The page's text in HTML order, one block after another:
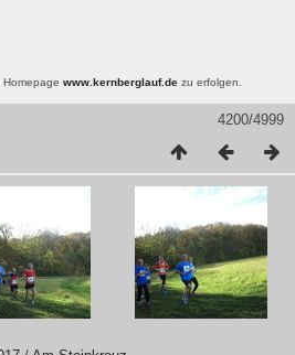
www.kernberglauf.de zu erfolgen.
4200/4999